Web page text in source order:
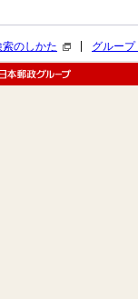
索のしかた グルー